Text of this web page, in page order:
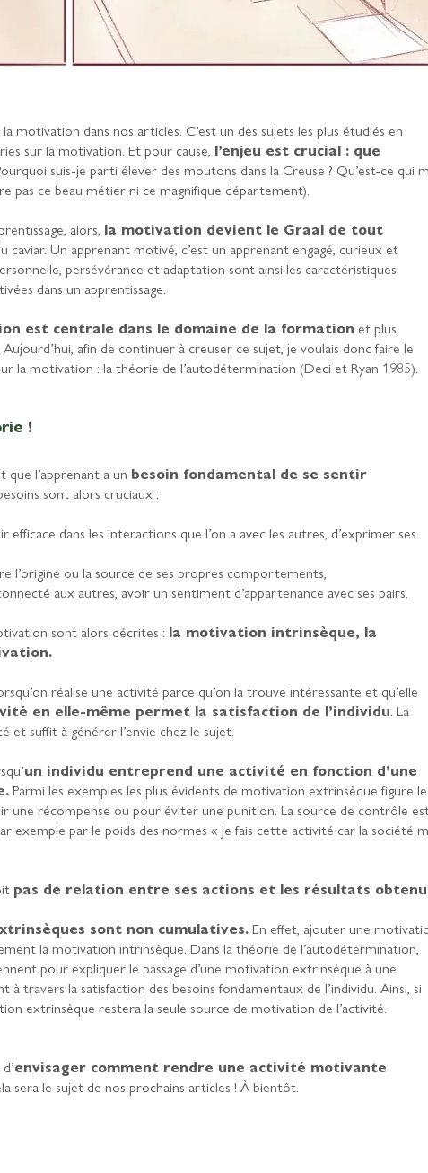
motivation dans nos articles. C’est un des sujets les plus étudiés en
sur la motivation. Et pour cause, l’enjeu est crucial : que
suis-je parti élever des moutons dans la Creuse ? Qu’est-ce qui
pas ce beau métier ni ce magnifique département).
alors, la motivation devient le Graal de tout
caviar. Un apprenant motivé, c’est un apprenant engagé, curieux et
persévérance et adaptation sont ainsi les caractéristiques
dans un apprentissage.
est centrale dans le domaine de la formation et plus
afin de continuer à creuser ce sujet, je voulais donc faire le
la motivation : la théorie de l’autodétermination (Deci et Ryan 1985).
!
l’apprenant a un besoin fondamental de se sentir
sont alors cruciaux :
efficace dans les interactions que l’on a avec les autres, d’exprimer ses
l’origine ou la source de ses propres comportements,
aux autres, avoir un sentiment d’appartenance avec ses pairs.
sont alors décrites : la motivation intrinsèque, la
réalise une activité parce qu’on la trouve intéressante et qu’elle
en elle-même permet la satisfaction de l’individu. La
et suffit à générer l’envie chez le sujet.
un individu entreprend une activité en fonction d’une
Parmi les exemples les plus évidents de motivation extrinsèque figure le
une récompense ou pour éviter une punition. La source de contrôle
par le poids des normes « Je fais cette activité car la société
pas de relation entre ses actions et les résultats
sont non cumulatives.En effet, ajouter une
la motivation intrinsèque. Dans la théorie de l’autodétermination,
pour expliquer le passage d’une motivation extrinsèque à une
à travers la satisfaction des besoins fondamentaux de l’individu. Ainsi, si
extrinsèque restera la seule source de motivation de l’activité.
envisager comment rendre une activité motivante
sera le sujet de nos prochains articles ! À bientôt.